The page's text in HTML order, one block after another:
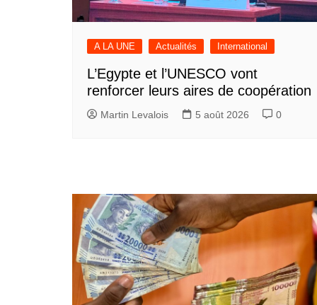
A LA UNE Actualités International
L’Egypte et l’UNESCO vont
renforcer leurs aires de coopération
Martin Levalois 5 août 2026 0